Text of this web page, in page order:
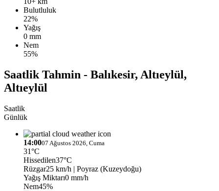
Bulutluluk
22%
Yağış
0 mm
Nem
55%
Saatlik Tahmin - Balıkesir, Altıeylül,
Altıeylül
Saatlik
Günlük
14:0007 Ağustos 2026, Cuma
31°C
Hissedilen37°C
Rüzgar25 km/h | Poyraz (Kuzeydoğu)
Yağış Miktarı0 mm/h
Nem45%